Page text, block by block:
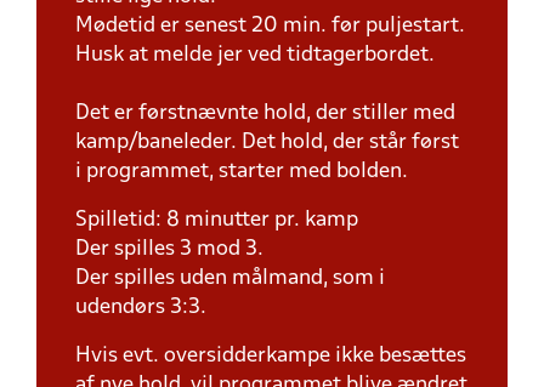
Mødetid er senest 20 min. før puljestart.
Husk at melde jer ved tidtagerbordet.
Det er førstnævnte hold, der stiller med
kamp/baneleder. Det hold, der står først
i programmet, starter med bolden.
Spilletid: 8 minutter pr. kamp
Der spilles 3 mod 3.
Der spilles uden målmand, som i
udendørs 3:3.
Hvis evt. oversidderkampe ikke besættes